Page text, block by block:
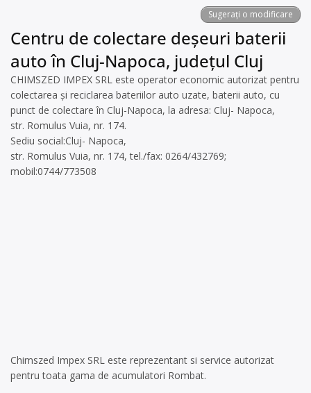
Sugerați o modificare
Centru de colectare deșeuri baterii
auto în Cluj-Napoca, județul Cluj
CHIMSZED IMPEX SRL este operator economic autorizat pentru
colectarea și reciclarea bateriilor auto uzate, baterii auto, cu
punct de colectare în Cluj-Napoca, la adresa: Cluj- Napoca,
str. Romulus Vuia, nr. 174.
Sediu social:Cluj- Napoca,
str. Romulus Vuia, nr. 174, tel./fax: 0264/432769;
mobil:0744/773508
Chimszed Impex SRL este reprezentant si service autorizat
pentru toata gama de acumulatori Rombat.